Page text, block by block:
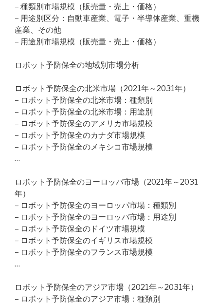
– 種類別市場規模（販売量・売上・価格）
– 用途別区分：自動車産業、電子・半導体産業、重機
産業、その他
– 用途別市場規模（販売量・売上・価格）
ロボット予防保全の地域別市場分析
ロボット予防保全の北米市場（2021年～2031年）
– ロボット予防保全の北米市場：種類別
– ロボット予防保全の北米市場：用途別
– ロボット予防保全のアメリカ市場規模
– ロボット予防保全のカナダ市場規模
– ロボット予防保全のメキシコ市場規模
…
ロボット予防保全のヨーロッパ市場（2021年～2031
年）
– ロボット予防保全のヨーロッパ市場：種類別
– ロボット予防保全のヨーロッパ市場：用途別
– ロボット予防保全のドイツ市場規模
– ロボット予防保全のイギリス市場規模
– ロボット予防保全のフランス市場規模
…
ロボット予防保全のアジア市場（2021年～2031年）
– ロボット予防保全のアジア市場：種類別